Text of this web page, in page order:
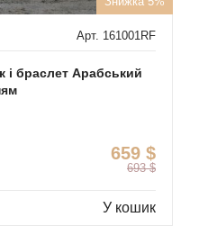
Арт. 161001RF
і браслет Арабський
659 $
693 $
У кошик